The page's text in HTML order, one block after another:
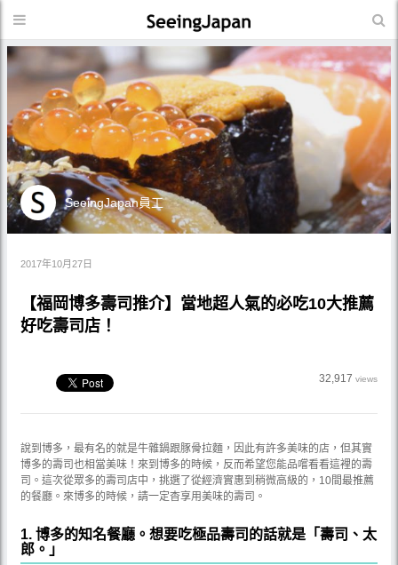
SeeingJapan員工
2017年10月27日
【福岡博多壽司推介】當地超人氣的必吃10大推薦
好吃壽司店！
32,917 views
說到博多，最有名的就是牛雜鍋跟豚骨拉麵，因此有許多美味的店，但其實
博多的壽司也相當美味！來到博多的時候，反而希望您能品嚐看看這裡的壽
司。這次從眾多的壽司店中，挑選了從經濟實惠到稍微高級的，10間最推薦
的餐廳。來博多的時候，請一定杳享用美味的壽司。
1. 博多的知名餐廳。想要吃極品壽司的話就是「壽司、太
郎。」